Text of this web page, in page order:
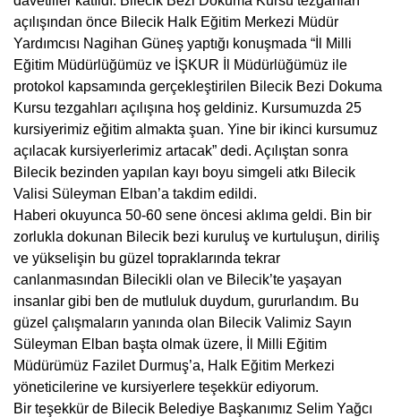
açılışından önce Bilecik Halk Eğitim Merkezi Müdür
Yardımcısı Nagihan Güneş yaptığı konuşmada “İl Milli
Eğitim Müdürlüğümüz ve İŞKUR İl Müdürlüğümüz ile
protokol kapsamında gerçekleştirilen Bilecik Bezi Dokuma
Kursu tezgahları açılışına hoş geldiniz. Kursumuzda 25
kursiyerimiz eğitim almakta şuan. Yine bir ikinci kursumuz
açılacak kursiyerlerimiz artacak” dedi. Açılıştan sonra
Bilecik bezinden yapılan kayı boyu simgeli atkı Bilecik
Valisi Süleyman Elban’a takdim edildi.
Haberi okuyunca 50-60 sene öncesi aklıma geldi. Bin bir
zorlukla dokunan Bilecik bezi kuruluş ve kurtuluşun, diriliş
ve yükselişin bu güzel topraklarında tekrar
canlanmasından Bilecikli olan ve Bilecik’te yaşayan
insanlar gibi ben de mutluluk duydum, gururlandım. Bu
güzel çalışmaların yanında olan Bilecik Valimiz Sayın
Süleyman Elban başta olmak üzere, İl Milli Eğitim
Müdürümüz Fazilet Durmuş’a, Halk Eğitim Merkezi
yöneticilerine ve kursiyerlere teşekkür ediyorum.
Bir teşekkür de Bilecik Belediye Başkanımız Selim Yağcı